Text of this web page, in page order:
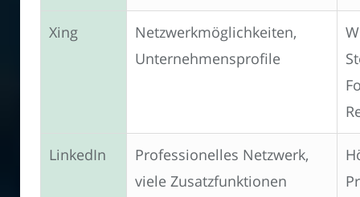
Xing
Netzwerkmöglichkeiten,
Unternehmensprofile
LinkedIn
Professionelles Netzwerk,
viele Zusatzfunktionen